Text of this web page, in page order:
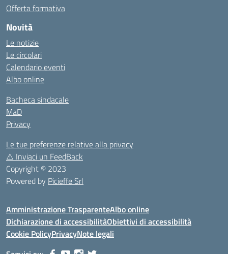
Offerta formativa
Novità
Le notizie
Le circolari
Calendario eventi
Albo online
Bacheca sindacale
MaD
Privacy
Le tue preferenze relative alla privacy
⚠️ Inviaci un FeedBack
Copyright © 2023
Powered by Picieffe Srl
Amministrazione TrasparenteAlbo online
Dichiarazione di accessibilitàObiettivi di accessibilità
Cookie PolicyPrivacyNote legali